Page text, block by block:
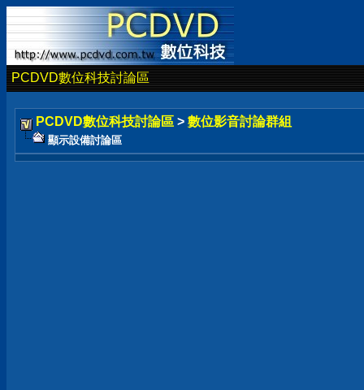
PCDVD數位科技討論區
PCDVD數位科技討論區 > 數位影音討論群組
顯示設備討論區